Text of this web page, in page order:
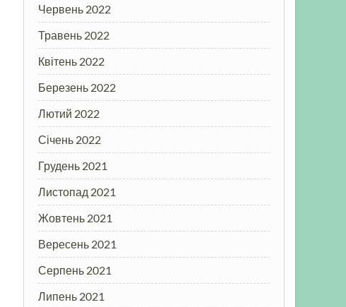
Червень 2022
Травень 2022
Квітень 2022
Березень 2022
Лютий 2022
Січень 2022
Грудень 2021
Листопад 2021
Жовтень 2021
Вересень 2021
Серпень 2021
Липень 2021